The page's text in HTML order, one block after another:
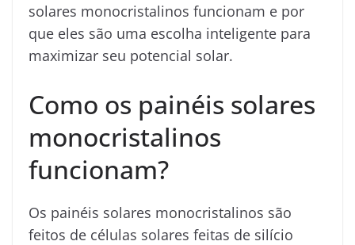
solares monocristalinos funcionam e por
que eles são uma escolha inteligente para
maximizar seu potencial solar.
Como os painéis solares
monocristalinos
funcionam?
Os painéis solares monocristalinos são
feitos de células solares feitas de silício